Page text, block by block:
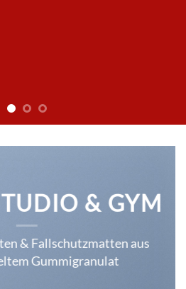
& GYM
& Fallschutzmatten aus
Gummigranulat